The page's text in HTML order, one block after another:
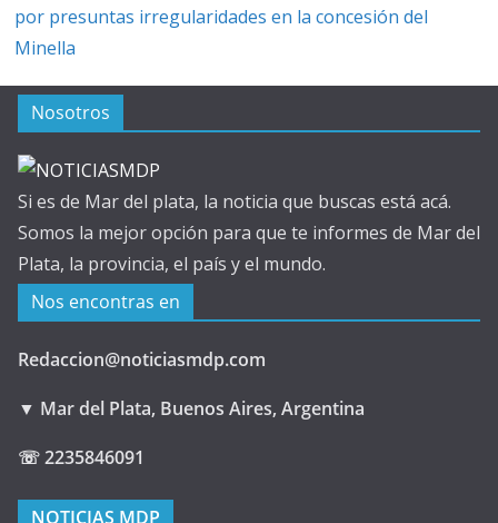
por presuntas irregularidades en la concesión del
Minella
Nosotros
Si es de Mar del plata, la noticia que buscas está acá.
Somos la mejor opción para que te informes de Mar del
Plata, la provincia, el país y el mundo.
Nos encontras en
Redaccion@noticiasmdp.com
▼ Mar del Plata, Buenos Aires, Argentina
☏ 2235846091
NOTICIAS MDP